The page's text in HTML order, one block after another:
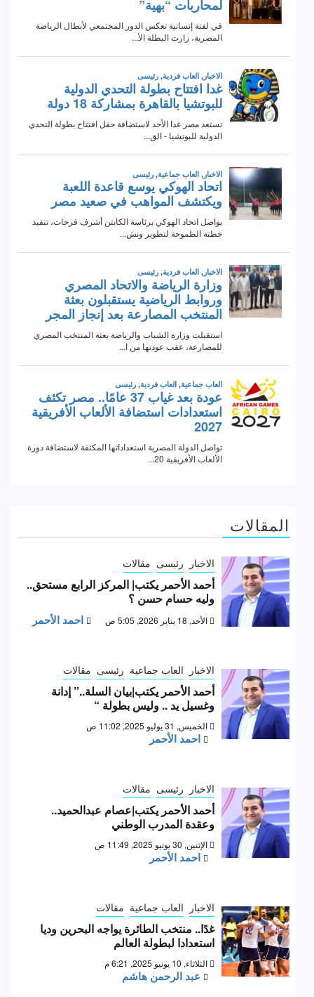
المقالات
الاخبار رئيسى مقالات
أحمد الأحمر يكتب| المركز الرابع مستحق..
وليه حسام حسن ؟
الأحد, 18 يناير 2026, 5:05 ص احمد الأحمر
الاخبار العاب جماعية رئيسى مقالات
أحمد الأحمر يكتب|بيان السلة..” إدانة
وغسيل يد .. وليس بطولة “
الخميس, 31 يوليو 2025, 11:02 ص
احمد الأحمر
الاخبار رئيسى مقالات
أحمد الأحمر يكتب|عصام عبدالحميد..
وعقدة المدرب الوطني
الإثنين, 30 يونيو 2025, 11:49 ص
احمد الأحمر
الاخبار العاب جماعية مقالات
غدًا.. منتخب الطائرة يواجه البحرين وديا
استعدادا لبطولة العالم
الثلاثاء, 10 يونيو 2025, 6:21 م
عبد الرحمن هاشم